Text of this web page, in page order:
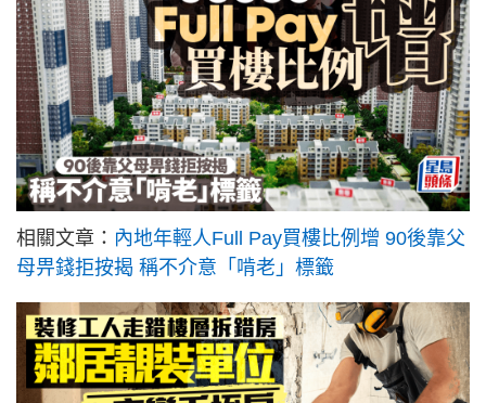
相關文章： 內地年輕人Full Pay買樓比例增 90後靠父
母畀錢拒按揭 稱不介意「啃老」標籤